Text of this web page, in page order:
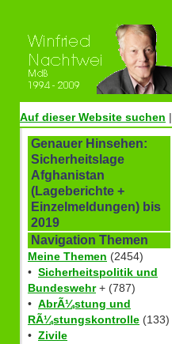
Auf dieser Website suchen |
Genauer Hinsehen:
Sicherheitslage
Afghanistan
(Lageberichte +
Einzelmeldungen) bis
2019
Navigation Themen
Meine Themen (2454)
• Sicherheitspolitik und
Bundeswehr+ (787)
• AbrÃ¼stung und
RÃ¼stungskontrolle (133)
• Zivile